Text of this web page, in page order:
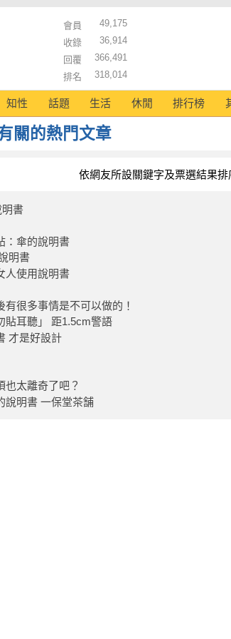
會員
49,175
收錄
36,914
回覆
366,491
排名
318,014
知性 話題 生活 休閒 排行榜
關的熱門文章
依網友所設關鍵字及票選結果排
明書
：傘的說明書
明書
人使用說明書
有很多事情是不可以做的！
貼耳聽」 距1.5cm警語
才是好設計
也太離奇了吧？
說明書 一保堂茶舗